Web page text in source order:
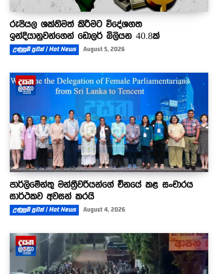
රුපියල ශක්තිමත් කිරීමට විදේශගත
ඉන්දියානුවන්ගෙන් ඩොලර් බිලියන 40.8ක්
උණුසුම් පුවත් | Hot News August 5, 2026
පාර්ලිමේන්තු මන්ත්‍රීවරියන්ගේ චීනයේ කළ සංචාරය
සාර්ථකව අවසන් කරයි
උණුසුම් පුවත් | Hot News August 4, 2026